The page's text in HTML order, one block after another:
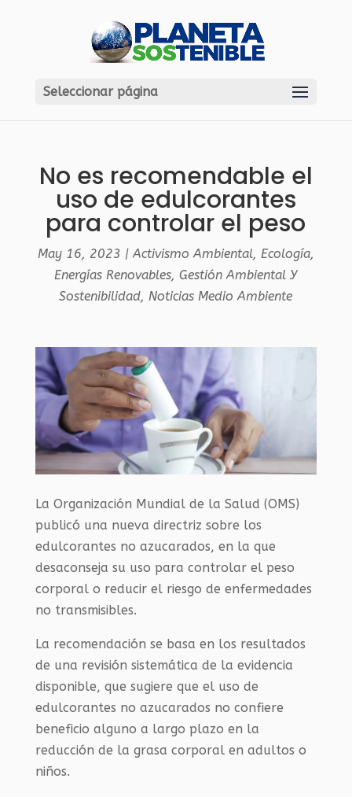
Seleccionar página
No es recomendable el
uso de edulcorantes
para controlar el peso
May 16, 2023 |Activismo Ambiental, Ecología,
Energías Renovables,Gestión Ambiental Y
Sostenibilidad,Noticias Medio Ambiente
La Organización Mundial de la Salud (OMS)
publicó una nueva directriz sobre los
edulcorantes no azucarados, en la que
desaconseja su uso para controlar el peso
corporal o reducir el riesgo de enfermedades
no transmisibles.
La recomendación se basa en los resultados
de una revisión sistemática de la evidencia
disponible, que sugiere que el uso de
edulcorantes no azucarados no confiere
beneficio alguno a largo plazo en la
reducción de la grasa corporal en adultos o
niños.